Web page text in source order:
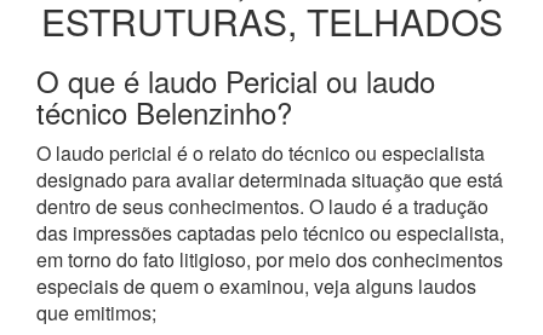
ESTRUTURAS, TELHADOS
O que é laudo Pericial ou laudo
técnico Belenzinho?
O laudo pericial é o relato do técnico ou especialista
designado para avaliar determinada situação que está
dentro de seus conhecimentos. O laudo é a tradução
das impressões captadas pelo técnico ou especialista,
em torno do fato litigioso, por meio dos conhecimentos
especiais de quem o examinou, veja alguns laudos
que emitimos;